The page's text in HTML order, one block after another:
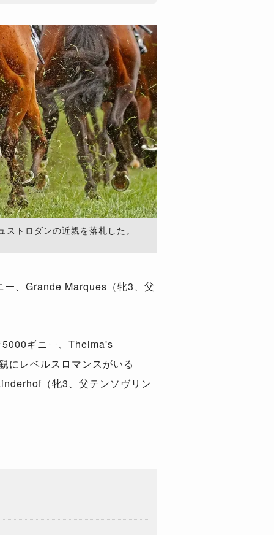
トロダンの近親を落札した。
、Grande Marques（牝3、父
ギニー、Thelma's
にレベルスロマンスがいる
（牝3、父テンソヴリン